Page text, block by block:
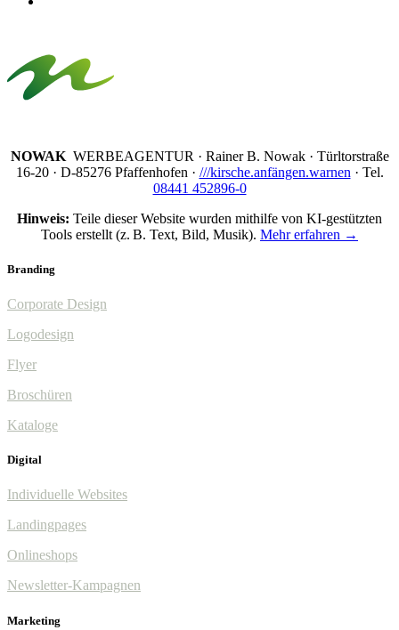
NOWAKWERBEAGENTUR · Rainer B. Nowak · Türltorstraße
16-20 · D-85276 Pfaffenhofen · ///kirsche.anfängen.warnen · Tel.
08441 452896-0
Hinweis: Teile dieser Website wurden mithilfe von KI-gestützten
Tools erstellt (z. B. Text, Bild, Musik). Mehr erfahren →
Branding
Corporate Design
Logodesign
Flyer
Broschüren
Kataloge
Digital
Individuelle Websites
Landingpages
Onlineshops
Newsletter-Kampagnen
Marketing